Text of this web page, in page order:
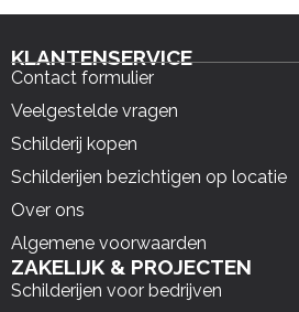
KLANTENSERVICE
Contact formulier
Veelgestelde vragen
Schilderij kopen
Schilderijen bezichtigen op locatie
Over ons
Algemene voorwaarden
ZAKELIJK & PROJECTEN
Schilderijen voor bedrijven